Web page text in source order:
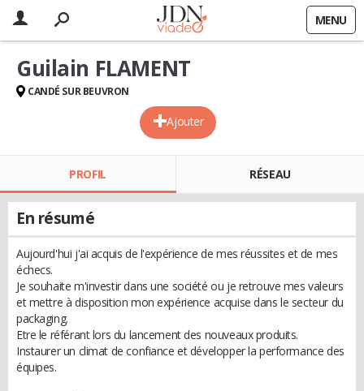
MENU
Ajouter
Guilain FLAMENT
CANDÉ SUR BEUVRON
PROFIL RÉSEAU
En résumé
Aujourd'hui j'ai acquis de l'expérience de mes réussites et de mes
échecs.
Je souhaite m'investir dans une société ou je retrouve mes valeurs
et mettre à disposition mon expérience acquise dans le secteur du
packaging.
Etre le référant lors du lancement des nouveaux produits.
Instaurer un climat de confiance et développer la performance des
équipes.